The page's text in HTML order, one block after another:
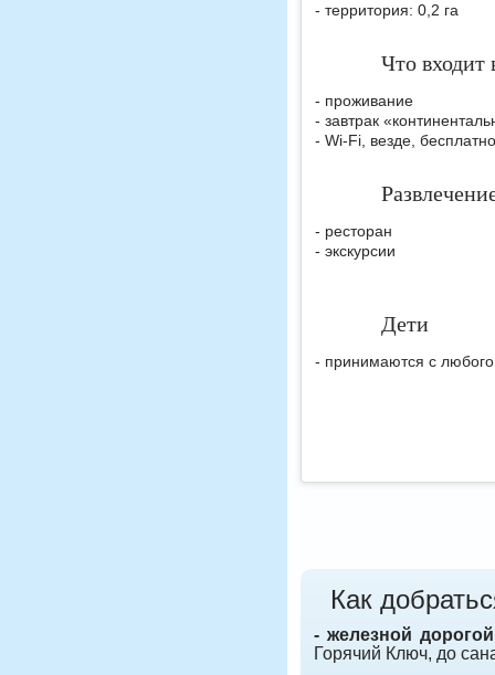
- территория: 0,2 га
Что входит
- проживание
- завтрак
- Wi-Fi, везде, бесплатно
- ресторан
- экскурсии
Дети
- принимаются с любого
Как
- железной
Горячий Ключ, до